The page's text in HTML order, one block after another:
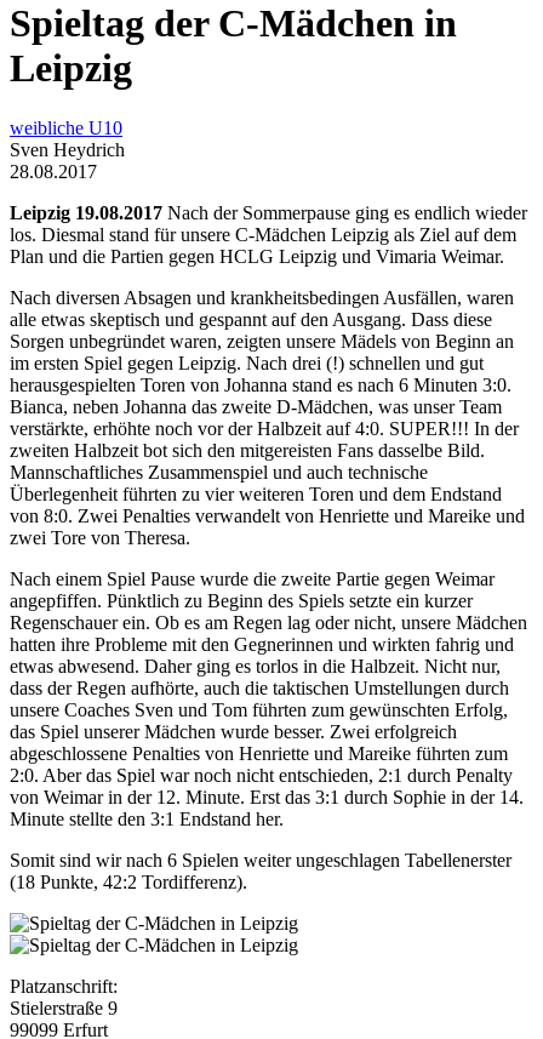
Spieltag der C-Mädchen in
Leipzig
weibliche U10
Sven Heydrich
28.08.2017
Leipzig 19.08.2017 Nach der Sommerpause ging es endlich wieder
los. Diesmal stand für unsere C-Mädchen Leipzig als Ziel auf dem
Plan und die Partien gegen HCLG Leipzig und Vimaria Weimar.
Nach diversen Absagen und krankheitsbedingen Ausfällen, waren
alle etwas skeptisch und gespannt auf den Ausgang. Dass diese
Sorgen unbegründet waren, zeigten unsere Mädels von Beginn an
im ersten Spiel gegen Leipzig. Nach drei (!) schnellen und gut
herausgespielten Toren von Johanna stand es nach 6 Minuten 3:0.
Bianca, neben Johanna das zweite D-Mädchen, was unser Team
verstärkte, erhöhte noch vor der Halbzeit auf 4:0. SUPER!!! In der
zweiten Halbzeit bot sich den mitgereisten Fans dasselbe Bild.
Mannschaftliches Zusammenspiel und auch technische
Überlegenheit führten zu vier weiteren Toren und dem Endstand
von 8:0. Zwei Penalties verwandelt von Henriette und Mareike und
zwei Tore von Theresa.
Nach einem Spiel Pause wurde die zweite Partie gegen Weimar
angepfiffen. Pünktlich zu Beginn des Spiels setzte ein kurzer
Regenschauer ein. Ob es am Regen lag oder nicht, unsere Mädchen
hatten ihre Probleme mit den Gegnerinnen und wirkten fahrig und
etwas abwesend. Daher ging es torlos in die Halbzeit. Nicht nur,
dass der Regen aufhörte, auch die taktischen Umstellungen durch
unsere Coaches Sven und Tom führten zum gewünschten Erfolg,
das Spiel unserer Mädchen wurde besser. Zwei erfolgreich
abgeschlossene Penalties von Henriette und Mareike führten zum
2:0. Aber das Spiel war noch nicht entschieden, 2:1 durch Penalty
von Weimar in der 12. Minute. Erst das 3:1 durch Sophie in der 14.
Minute stellte den 3:1 Endstand her.
Somit sind wir nach 6 Spielen weiter ungeschlagen Tabellenerster
(18 Punkte, 42:2 Tordifferenz).
Platzanschrift:
Stielerstraße 9
99099 Erfurt